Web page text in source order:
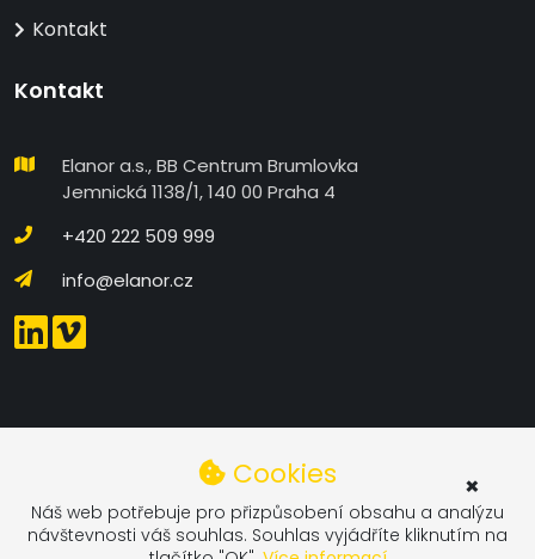
DETAILNÍ NASTAVENÍ COOKIES
Technické
Technické Cookies - Technické cookies se používají
Cookies
Náš web potřebuje pro přizpůsobení obsahu a analýzu
návštevnosti váš souhlas. Souhlas vyjádříte kliknutím na
×
Kontakt
Kontakt
Elanor a.s., BB Centrum Brumlovka
Jemnická 1138/1, 140 00 Praha 4
+420 222 509 999
info@elanor.cz